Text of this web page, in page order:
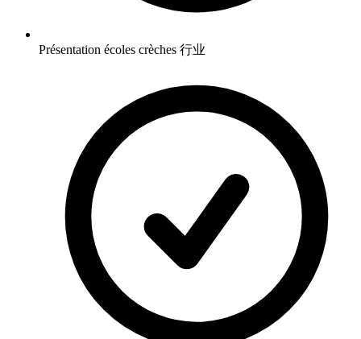
Présentation écoles crèches 行业